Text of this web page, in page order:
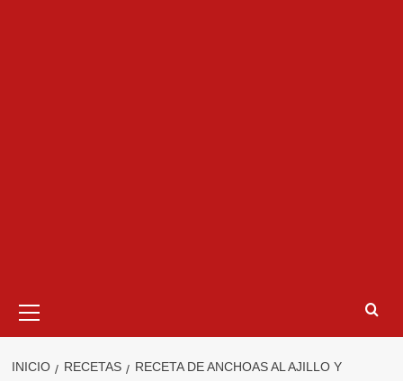
primario
INICIO RECETAS
RECETA DE ANCHOAS AL AJILLO Y